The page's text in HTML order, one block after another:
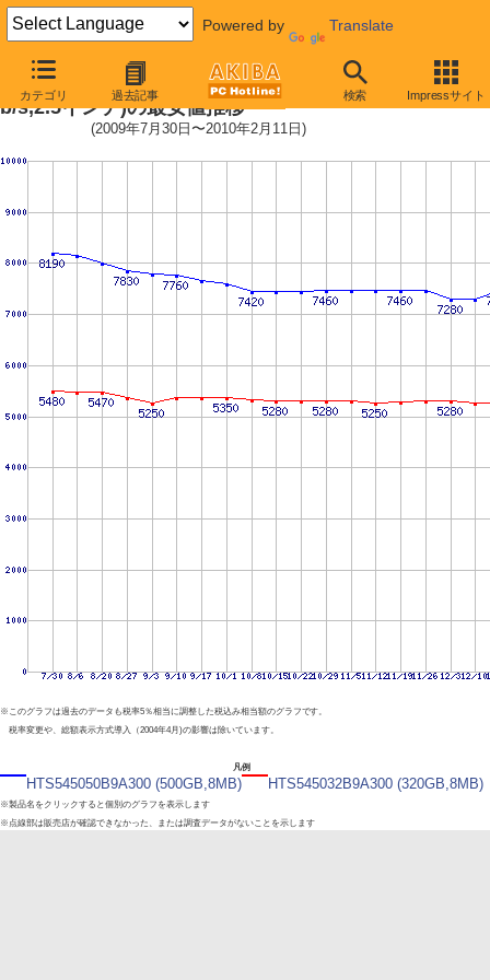
Powered by Translate
カテゴリ 過去記事 検索 Impressサイト
Travelstar 5K500.B (5400rpm,3G
b/s,2.5インチ)の最安値推移
(2009年7月30日〜2010年2月11日)
※このグラフは過去のデータも税率5％相当に調整した税込み相当額のグラフです。
税率変更や、総額表示方式導入（2004年4月)の影響は除いています。
凡例
HTS545050B9A300 (500GB,8MB) HTS545032B9A300 (320GB,8MB)
※製品名をクリックすると個別のグラフを表示します
※点線部は販売店が確認できなかった、または調査データがないことを示します